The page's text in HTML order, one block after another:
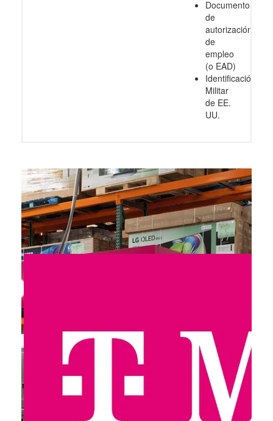
Documento
de
autorización
de
empleo
(o EAD)
Identificación
Militar
de EE.
UU.